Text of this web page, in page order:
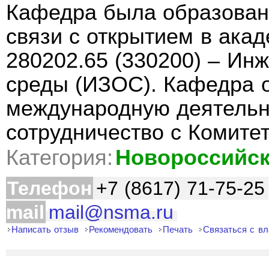
Кафедра была
связи с открытием в
280202.65 (330200) –
среды (ИЗОС). Кафедра
международную
сотрудничество с
Категория:
Телефон +7 (8617) 71-75-25
mail mail@nsma.ru
Написать отзыв Рекомендовать Печать Связаться с